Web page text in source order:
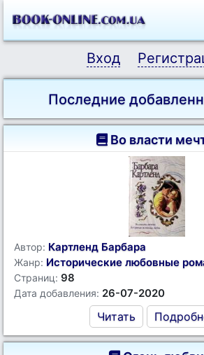
Вход
Последние
Во власти
Автор: Картленд Барбара
Жанр: Исторические любовные
Страниц: 98
Дата добавления: 26-07-2020
Читать